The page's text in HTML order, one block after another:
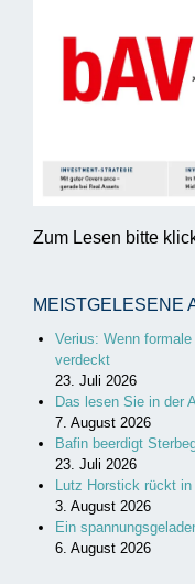
Zum Lesen bitte
MEISTGELESENE
Verius: Wenn
verdeckt
23. Juli 2026
Das lesen Sie in der
7. August 2026
Bafin beerdigt
23. Juli 2026
Lutz Horstick rückt
3. August 2026
Ein
6. August 2026